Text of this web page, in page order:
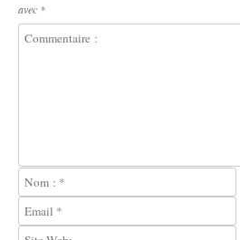
avec *